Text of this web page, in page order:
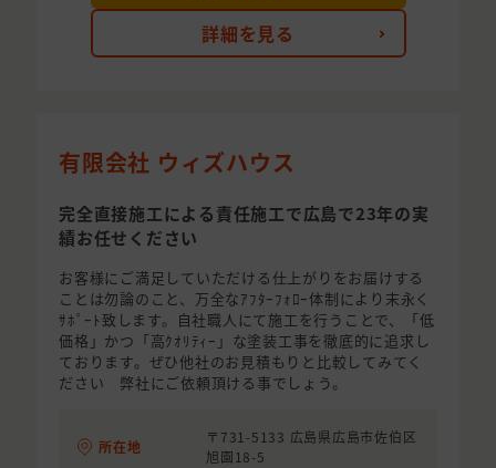
詳細を見る
有限会社 ウィズハウス
完全直接施工による責任施工で広島で23年の実
績お任せください
お客様にご満足していただける仕上がりをお届けする
ことは勿論のこと、万全なｱﾌﾀｰﾌｫﾛｰ体制により末永く
ｻﾎﾟｰﾄ致します。自社職人にて施工を行うことで、「低
価格」かつ「高ｸｵﾘﾃｨｰ」な塗装工事を徹底的に追求し
ております。ぜひ他社のお見積もりと比較してみてく
ださい 弊社にご依頼頂ける事でしょう。
所在地
〒731-5133 広島県広島市佐伯区
旭園18-5